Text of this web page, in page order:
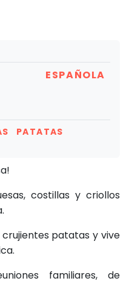
ESPAÑOLA
PATATAS
costillas y criollos
patatas y vive
familiares, de